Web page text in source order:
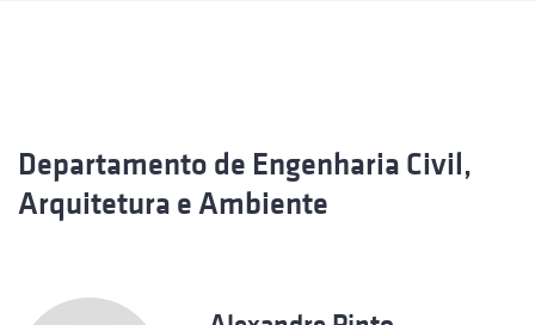
Departamento de Engenharia Civil,
Arquitetura e Ambiente